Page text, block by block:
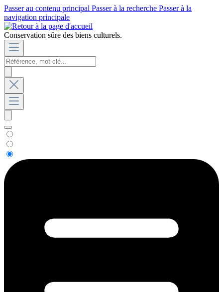
Passer au contenu principal Passer à la recherche Passer à la
navigation principale
Conservation sûre des biens culturels.